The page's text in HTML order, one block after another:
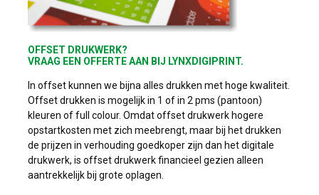
OFFSET DRUKWERK?
VRAAG EEN OFFERTE AAN BIJ LYNXDIGIPRINT.
In offset kunnen we bijna alles drukken met hoge kwaliteit.
Offset drukken is mogelijk in 1 of in 2 pms (pantoon)
kleuren of full colour. Omdat offset drukwerk hogere
opstartkosten met zich meebrengt, maar bij het drukken
de prijzen in verhouding goedkoper zijn dan het digitale
drukwerk, is offset drukwerk financieel gezien alleen
aantrekkelijk bij grote oplagen.